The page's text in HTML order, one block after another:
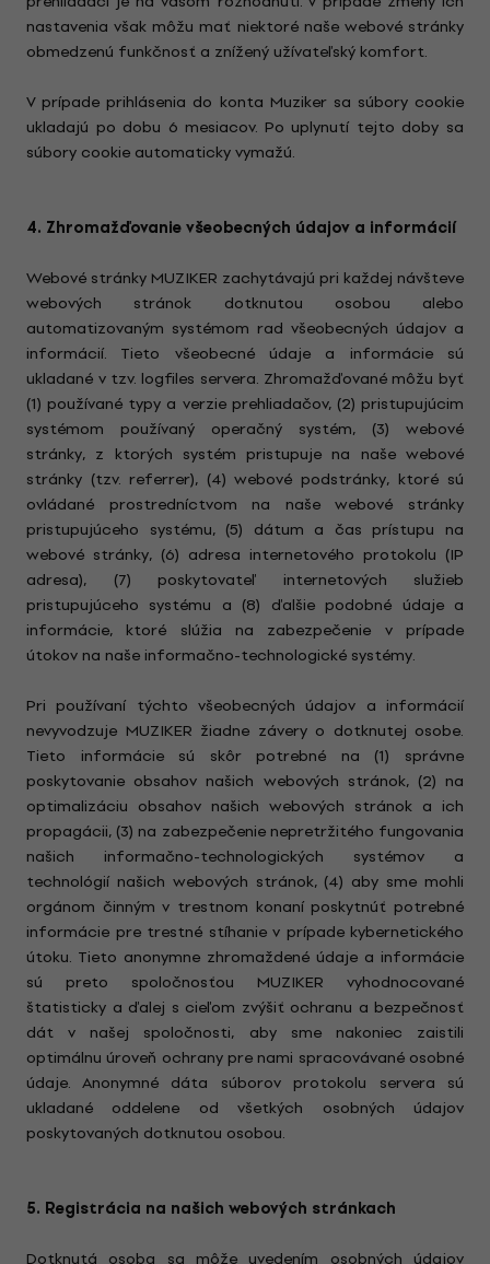
nastavenia však môžu mať niektoré naše webové stránky
obmedzenú funkčnosť a znížený užívateľský komfort.
V prípade prihlásenia do konta Muziker sa súbory cookie
ukladajú po dobu 6 mesiacov. Po uplynutí tejto doby sa
súbory cookie automaticky vymažú.
4. Zhromažďovanie všeobecných údajov a informácií
Webové stránky MUZIKER zachytávajú pri každej návšteve
webových stránok dotknutou osobou alebo
automatizovaným systémom rad všeobecných údajov a
informácií. Tieto všeobecné údaje a informácie sú
ukladané v tzv. logfiles servera. Zhromažďované môžu byť
(1) používané typy a verzie prehliadačov, (2) pristupujúcim
systémom používaný operačný systém, (3) webové
stránky, z ktorých systém pristupuje na naše webové
stránky (tzv. referrer), (4) webové podstránky, ktoré sú
ovládané prostredníctvom na naše webové stránky
pristupujúceho systému, (5) dátum a čas prístupu na
webové stránky, (6) adresa internetového protokolu (IP
adresa), (7) poskytovateľ internetových služieb
pristupujúceho systému a (8) ďalšie podobné údaje a
informácie, ktoré slúžia na zabezpečenie v prípade
útokov na naše informačno-technologické systémy.
Pri používaní týchto všeobecných údajov a informácií
nevyvodzuje MUZIKER žiadne závery o dotknutej osobe.
Tieto informácie sú skôr potrebné na (1) správne
poskytovanie obsahov našich webových stránok, (2) na
optimalizáciu obsahov našich webových stránok a ich
propagácii, (3) na zabezpečenie nepretržitého fungovania
našich informačno-technologických systémov a
technológií našich webových stránok, (4) aby sme mohli
orgánom činným v trestnom konaní poskytnúť potrebné
informácie pre trestné stíhanie v prípade kybernetického
útoku. Tieto anonymne zhromaždené údaje a informácie
sú preto spoločnosťou MUZIKER vyhodnocované
štatisticky a ďalej s cieľom zvýšiť ochranu a bezpečnosť
dát v našej spoločnosti, aby sme nakoniec zaistili
optimálnu úroveň ochrany pre nami spracovávané osobné
údaje. Anonymné dáta súborov protokolu servera sú
ukladané oddelene od všetkých osobných údajov
poskytovaných dotknutou osobou.
5. Registrácia na našich webových stránkach